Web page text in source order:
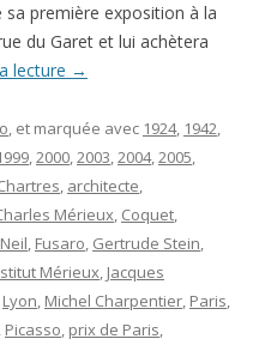
première exposition à la
du Garet et lui achètera
lecture →
, et marquée avec 1924, 1942,
,2000,2003,2004,2005,
, architecte,
Mérieux, Coquet,
, Fusaro, Gertrude Stein,
Mérieux, Jacques
Lyon, Michel Charpentier, Paris,
, Picasso, prix de Paris,